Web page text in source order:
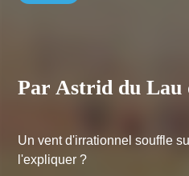
Par Astrid du Lau
Un vent d'irrationnel souffle
l'expliquer ?